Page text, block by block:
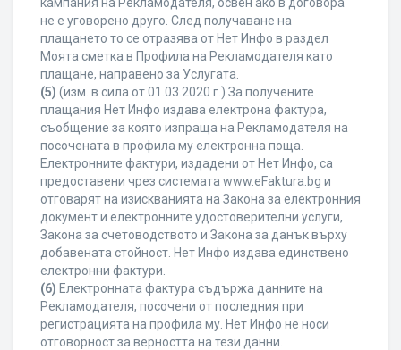
не е уговорено друго. След получаване на
плащането то се отразява от Нет Инфо в раздел
Моята сметка в Профила на Рекламодателя като
плащане, направено за Услугата.
(5) (изм. в сила от 01.03.2020 г.) За получените
плащания Нет Инфо издава електрона фактура,
съобщение за която изпраща на Рекламодателя на
посочената в профила му електронна поща.
Електронните фактури, издадени от Нет Инфо, са
предоставени чрез системата www.eFaktura.bg и
отговарят на изискванията на Закона за електронния
документ и електронните удостоверителни услуги,
Закона за счетоводството и Закона за данък върху
добавената стойност. Нет Инфо издава единствено
електронни фактури.
(6) Електронната фактура съдържа данните на
Рекламодателя, посочени от последния при
регистрацията на профила му. Нет Инфо не носи
отговорност за верността на тези данни.